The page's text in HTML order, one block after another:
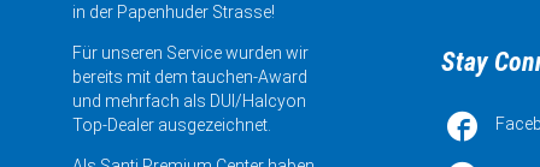
in der Papenhuder Strasse!
Für unseren Service wurden wir
bereits mit dem tauchen-Award
und mehrfach als DUI/Halcyon
Top-Dealer ausgezeichnet.
Stay
